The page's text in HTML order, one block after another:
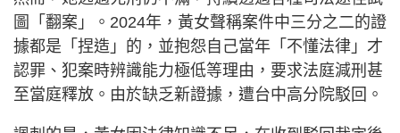
圖「翻案」。2024年，黃女聲稱案件中三分之二的證
據都是「捏造」的，並抱怨自己當年「不懂法律」才
認罪、犯案時辨識能力極低等理由，要求法庭減刑甚
至當庭釋放。由於缺乏新證據，遭台中高分院駁回。